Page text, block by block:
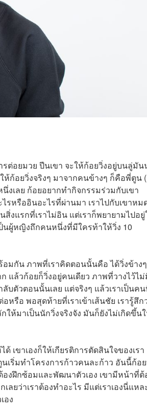
ต่อยมวย ปีนเขา จะให้ก้อยวิ่งอยู่บนลู่มัน
ก้อยวิ่งจริงๆ มาจากคนข้างๆ ก็คือพี่ตูน
งเลย ก้อยอยากทำกิจกรรมร่วมกับเขา
รหรืออินอะไรที่ผ่านมา เราไปกับเขาหม
สิ่งแรกที่เราไม่อิน แต่เราก็พยายามไปอ
นผู้หญิงถึกคนหนึ่งที่มีใครท้าให้วิ่ง 10
อมกัน ภาพที่เราคิดตอนนั้นคือ ได้วิ่งข้าง
ล้วก้อยก็วิ่งอยู่คนเดียว ภาพที่วางไว้ไม่
บตัวตอนนั้นเลย แต่จริงๆ แล้วเราเป็นค
หรือ พอสุดท้ายที่เราเข้าเส้นชัย เรารู้สึก
ให้มาเป็นนักวิ่งจริงจัง มันก็ยังไม่เกิดขึ้น
เขาเองก็ให้เกียรติการตัดสินใจของเรา
เริ่มทำโครงการก้าวคนละก้าว อันนี้ก้อ
องฝึกซ้อมและพัฒนาตัวเอง เขามีหน้าที่ต้
ลยว่าเราต้องทำอะไร มีแต่เราเองนี่แห
อง